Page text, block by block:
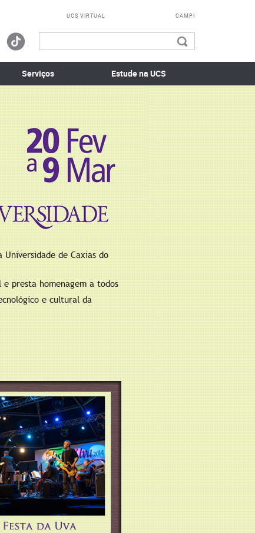
UCS VIRTUAL CAMPI
Serviços Estude na UCS
de Caxias do
presta homenagem a todos
e cultural da